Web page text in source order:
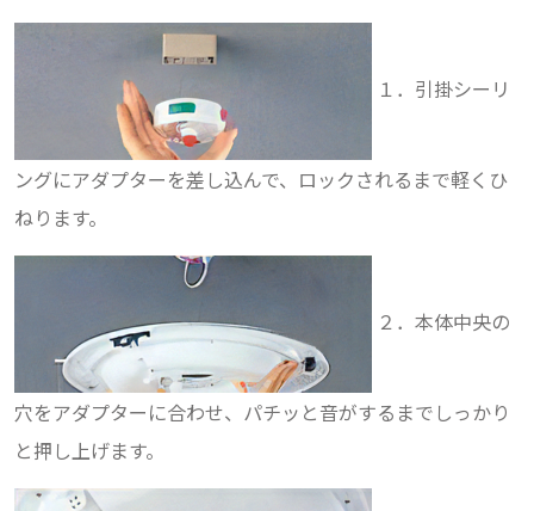
１．引掛シーリ
ングにアダプターを差し込んで、ロックされるまで軽くひ
ねります。
２．本体中央の
穴をアダプターに合わせ、パチッと音がするまでしっかり
と押し上げます。